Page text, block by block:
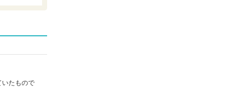
いたもので